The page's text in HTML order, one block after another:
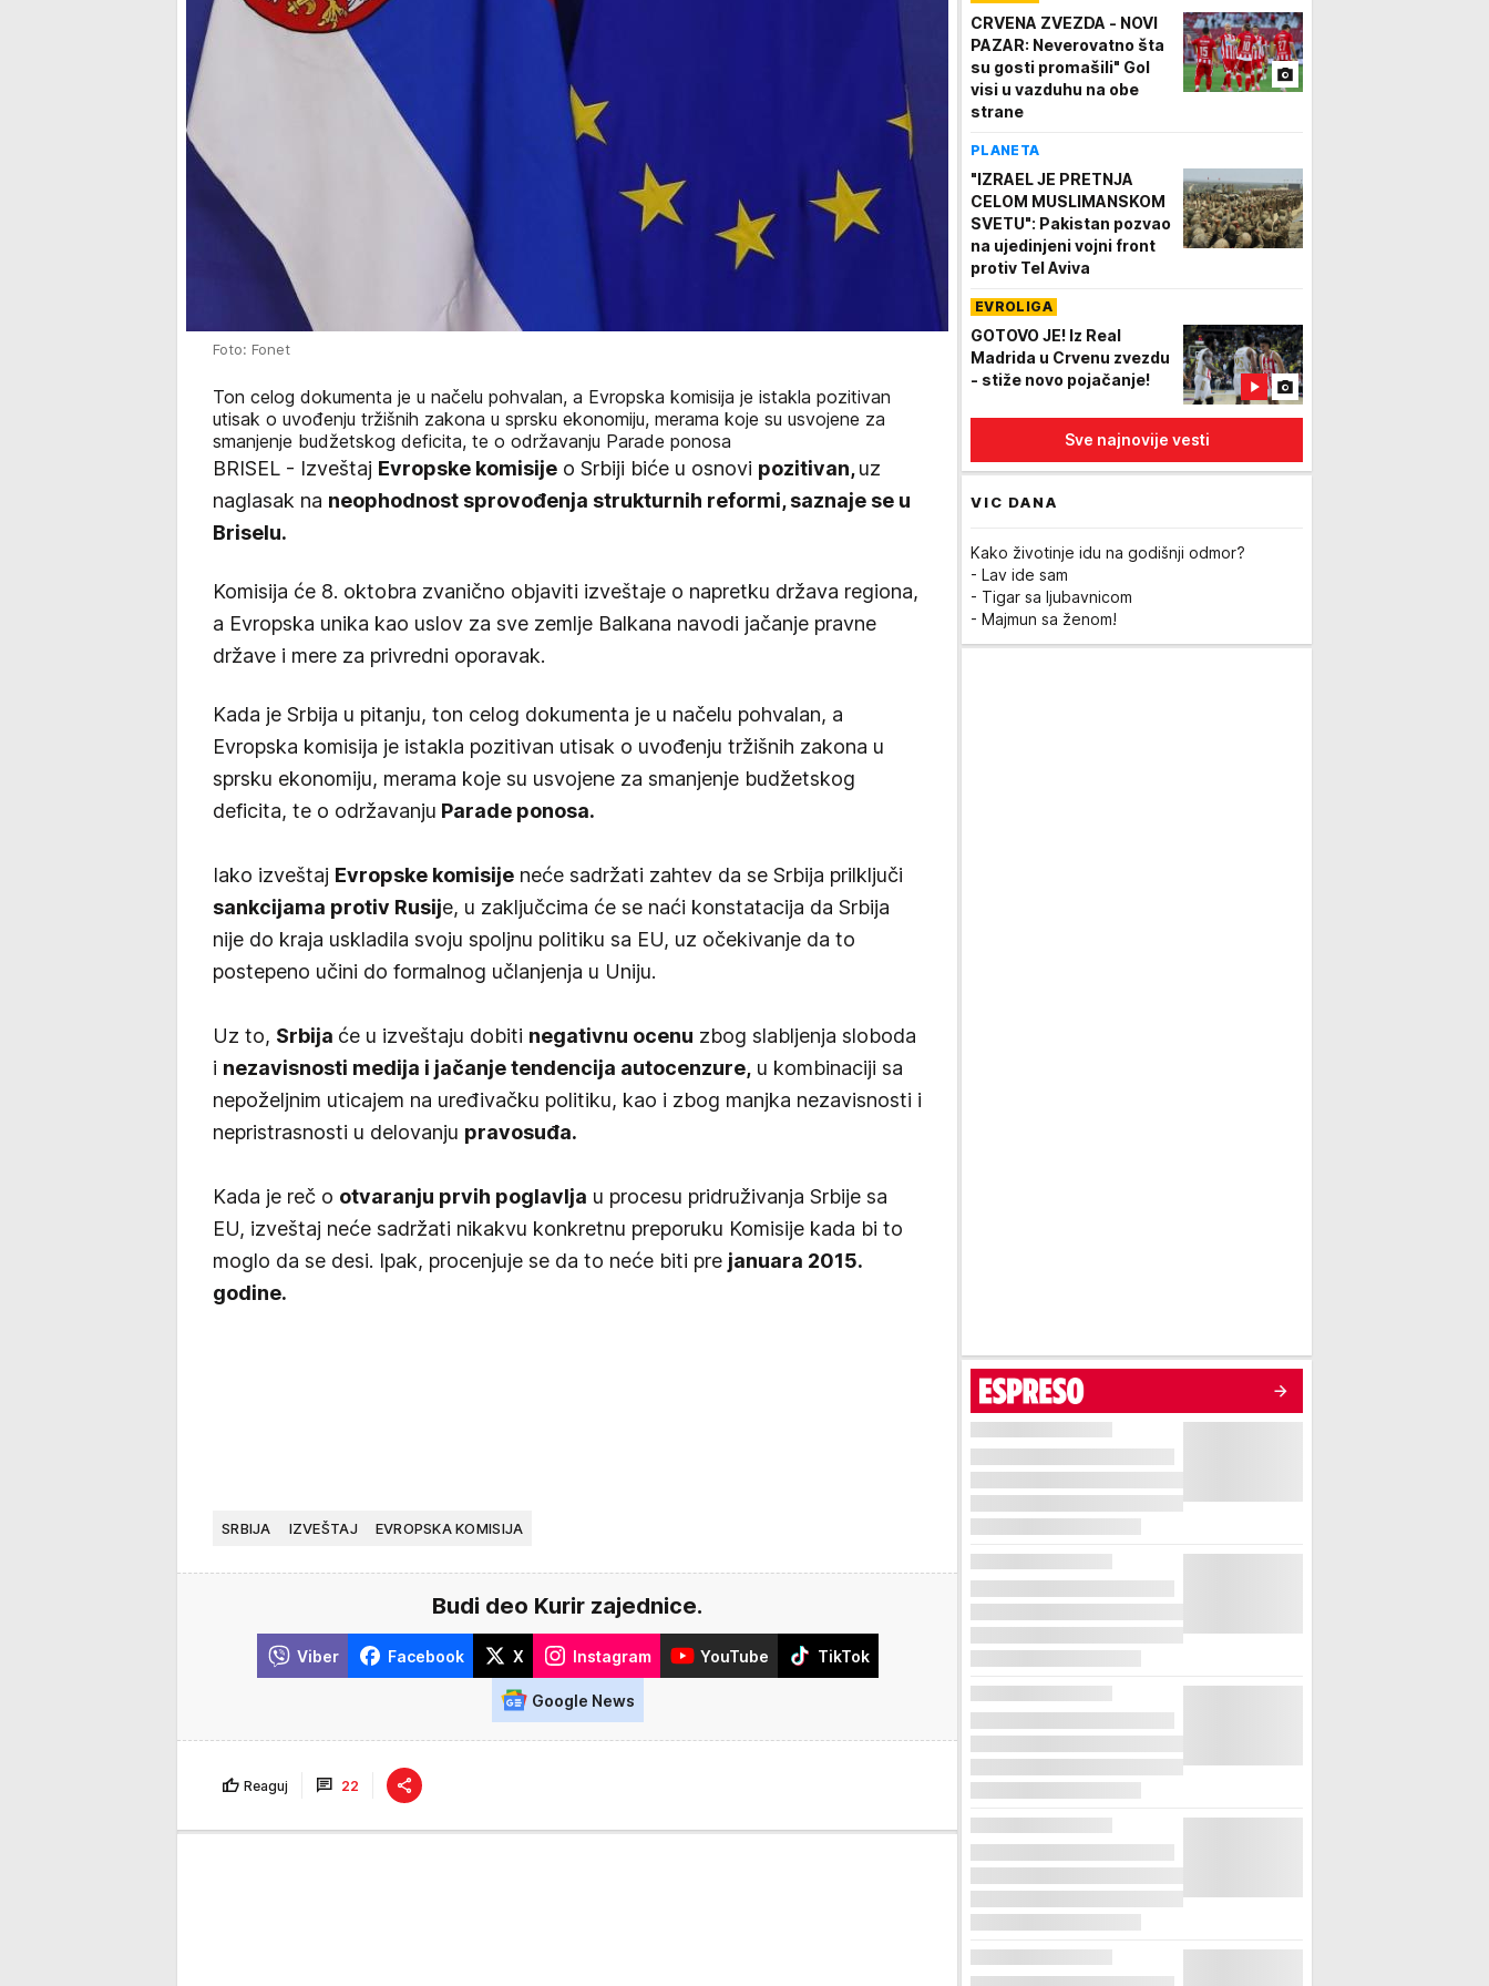
Foto: Fonet
Ton celog dokumenta je u načelu pohvalan, a Evropska komisija je istakla pozitivan
utisak o uvođenju tržišnih zakona u sprsku ekonomiju, merama koje su usvojene za
smanjenje budžetskog deficita, te o održavanju Parade ponosa
BRISEL - Izveštaj Evropske komisije o Srbiji biće u osnovi pozitivan,uz
naglasak na neophodnost sprovođenja strukturnih reformi, saznaje se u
Briselu.
Komisija će 8. oktobra zvanično objaviti izveštaje o napretku država regiona,
a Evropska unika kao uslov za sve zemlje Balkana navodi jačanje pravne
države i mere za privredni oporavak.
Kada je Srbija u pitanju, ton celog dokumenta je u načelu pohvalan, a
Evropska komisija je istakla pozitivan utisak o uvođenju tržišnih zakona u
sprsku ekonomiju, merama koje su usvojene za smanjenje budžetskog
deficita, te o održavanju Parade ponosa.
Iako izveštaj Evropske komisije neće sadržati zahtev da se Srbija prilključi
sankcijama protiv Rusije, u zaključcima će se naći konstatacija da Srbija
nije do kraja uskladila svoju spoljnu politiku sa EU, uz očekivanje da to
postepeno učini do formalnog učlanjenja u Uniju.
Uz to, Srbija će u izveštaju dobiti negativnu ocenu zbog slabljenja sloboda
i nezavisnosti medija i jačanje tendencija autocenzure, u kombinaciji sa
nepoželjnim uticajem na uređivačku politiku, kao i zbog manjka nezavisnosti i
nepristrasnosti u delovanju pravosuđa.
Kada je reč o otvaranju prvih poglavlja u procesu pridruživanja Srbije sa
EU, izveštaj neće sadržati nikakvu konkretnu preporuku Komisije kada bi to
moglo da se desi. Ipak, procenjuje se da to neće biti pre januara 2015.
godine.
SRBIJA IZVEŠTAJ EVROPSKA KOMISIJA
Budi deo Kurir zajednice.
Viber Facebook X Instagram YouTube TikTok
Google News
Reaguj 22
CRVENA ZVEZDA - NOVI
PAZAR: Neverovatno šta
su gosti promašili" Gol
visi u vazduhu na obe
strane
PLANETA
"IZRAEL JE PRETNJA
CELOM MUSLIMANSKOM
SVETU": Pakistan pozvao
na ujedinjeni vojni front
protiv Tel Aviva
EVROLIGA
GOTOVO JE! Iz Real
Madrida u Crvenu zvezdu
- stiže novo pojačanje!
Sve najnovije vesti
VIC DANA
Kako životinje idu na godišnji odmor?
- Lav ide sam
- Tigar sa ljubavnicom
- Majmun sa ženom!